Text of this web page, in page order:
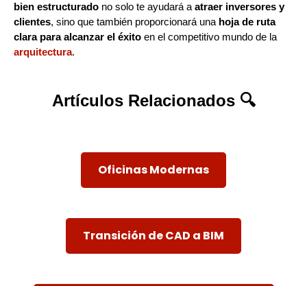
bien estructurado no solo te ayudará a atraer inversores y
clientes, sino que también proporcionará una hoja de ruta
clara para alcanzar el éxito en el competitivo mundo de la
arquitectura.
Artículos Relacionados 🔍
Oficinas Modernas
Transición de CAD a BIM